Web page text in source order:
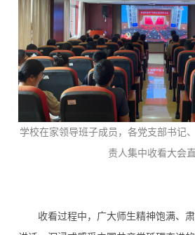
学校在家领导班子成员，各党支部书记
责人集中收看大会
收看过程中，广大师生精神饱满、肃